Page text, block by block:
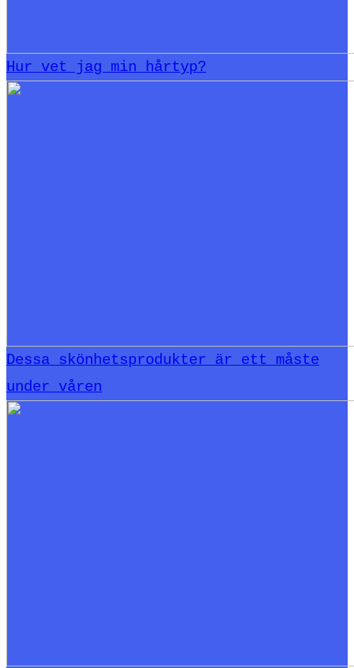
Hur vet jag min hårtyp?
Dessa skönhetsprodukter är ett måste
under våren